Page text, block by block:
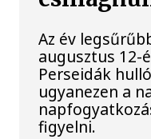
Az év
augusztus 12-
Perseidák
ugyanezen a
figyelni.